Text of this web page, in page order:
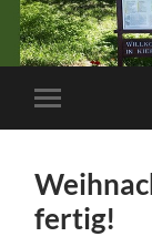
Mobile-
Menü
fertig!